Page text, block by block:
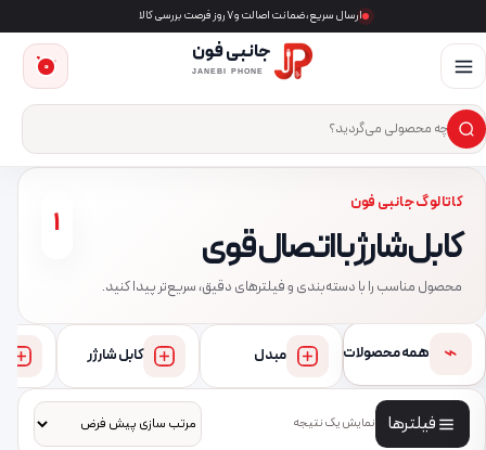
ارسال سریع، ضمانت اصالت و ۷ روز فرصت بررسی کالا
جانبی فون
JANEBI PHONE
جست‌وجوی محصول
×
0
کاتالوگ جانبی فون
کابل شارژ با اتصال قوی
محصول مناسب را با دسته‌بندی و فیلترهای دقیق، سریع‌تر پیدا کنید.
1
⌁ همه محصولات مبدل کابل شارژر
فیلترها نمایش یک نتیجه